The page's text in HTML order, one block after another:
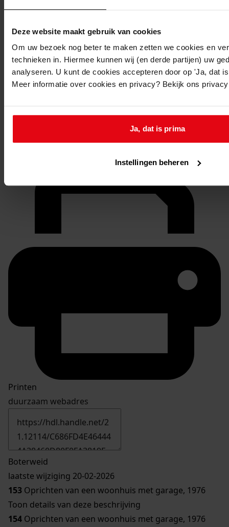
Deze website maakt gebruik van cookies
Om uw bezoek nog beter te maken zetten we cookies en
technieken in. Hiermee kunnen wij (en derde partijen) uw
analyseren. U kunt de cookies accepteren door op 'Ja, dat
Meer informatie over cookies en privacy? Bekijk ons
Ja, dat is prima
Instellingen beheren
Printen
duurzaam webadres
Boterweid
laatste wijziging 20-02-2026
153 Oprichten van een woonhuis met garage, 1976
Toon details van deze beschrijving
154 Oprichten van een woonhuis met garage, 1976